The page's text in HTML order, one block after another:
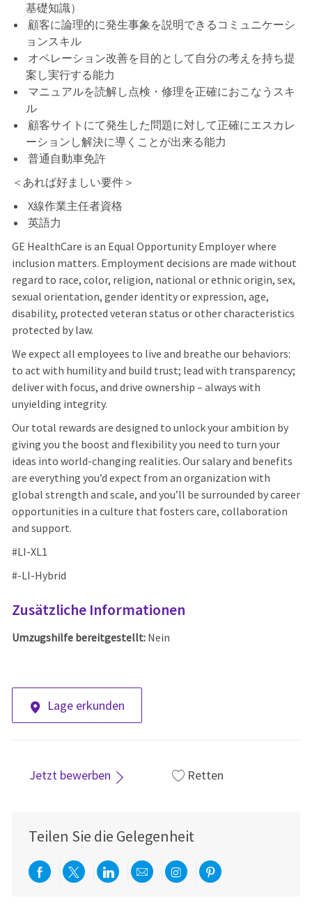
基礎知識）
顧客に論理的に発生事象を説明できるコミュニケーシ
ョンスキル
オペレーション改善を目的として自分の考えを持ち提
案し実行する能力
マニュアルを読解し点検・修理を正確におこなうスキ
ル
顧客サイトにて発生した問題に対して正確にエスカレ
ーションし解決に導くことが出来る能力
普通自動車免許
＜あれば好ましい要件＞
X線作業主任者資格
英語力
GE HealthCare is an Equal Opportunity Employer where
inclusion matters. Employment decisions are made without
regard to race, color, religion, national or ethnic origin, sex,
sexual orientation, gender identity or expression, age,
disability, protected veteran status or other characteristics
protected by law.
We expect all employees to live and breathe our behaviors:
to act with humility and build trust; lead with transparency;
deliver with focus, and drive ownership – always with
unyielding integrity.
Our total rewards are designed to unlock your ambition by
giving you the boost and flexibility you need to turn your
ideas into world-changing realities. Our salary and benefits
are everything you’d expect from an organization with
global strength and scale, and you’ll be surrounded by career
opportunities in a culture that fosters care, collaboration
and support.
#LI-XL1
#-LI-Hybrid
Zusätzliche Informationen
Umzugshilfe bereitgestellt:Nein
Lage erkunden
Jetzt bewerben Retten
Teilen Sie die Gelegenheit
Über Facebook teilen
Per Twitter teilen
Über LinkedIn teilen
Per E-Mail teilen
Über Instagram
Über